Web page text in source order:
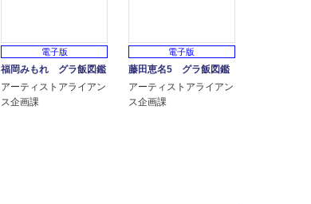
電子版
福岡みもれ グラ飯図鑑
アーティストアライアン
ス企画課
電子版
藤田恵名5 グラ飯図鑑
アーティストアライアン
ス企画課